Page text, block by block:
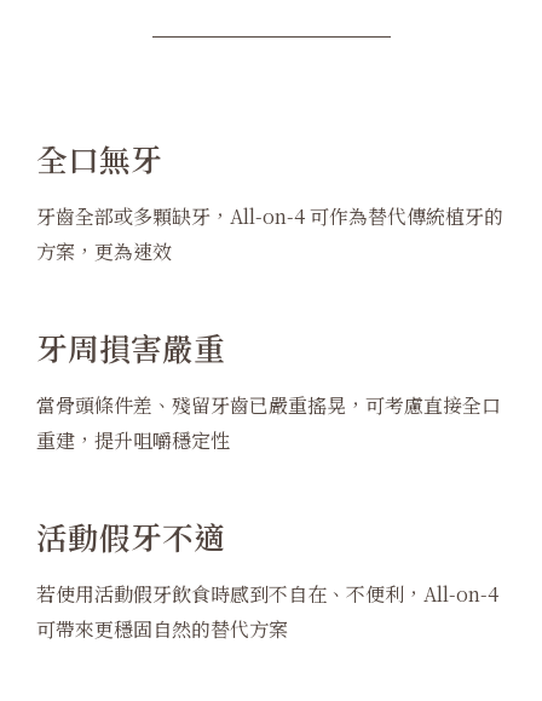
全口無牙
牙齒全部或多顆缺牙，All-on-4 可作為替代傳統植牙的
方案，更為速效
牙周損害嚴重
當骨頭條件差、殘留牙齒已嚴重搖晃，可考慮直接全口
重建，提升咀嚼穩定性
活動假牙不適
若使用活動假牙飲食時感到不自在、不便利，All-on-4
可帶來更穩固自然的替代方案